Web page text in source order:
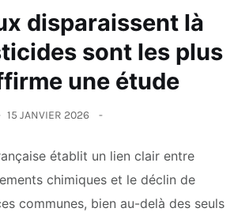
disparaissent là
sont les plus
une étude
15 JANVIER 2026
établit un lien clair entre
chimiques et le déclin de
communes, bien au-delà des seuls